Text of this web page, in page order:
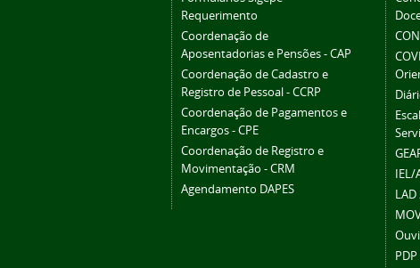
Requerimento
Coordenação de
Aposentadorias e Pensões - CAP
Coordenação de Cadastro e
Registro de Pessoal - CCRP
Coordenação de Pagamentos e
Encargos - CPE
Coordenação de Registro e
Movimentação - CRM
Agendamento DAPES
IEL/
LAD